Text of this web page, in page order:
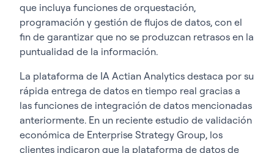
que incluya funciones de orquestación,
programación y gestión de flujos de datos, con el
fin de garantizar que no se produzcan retrasos en la
puntualidad de la información.
La plataforma de IA Actian Analytics destaca por su
rápida entrega de datos en tiempo real gracias a
las funciones de integración de datos mencionadas
anteriormente. En un reciente estudio de validación
económica de Enterprise Strategy Group, los
clientes indicaron que la plataforma de datos de